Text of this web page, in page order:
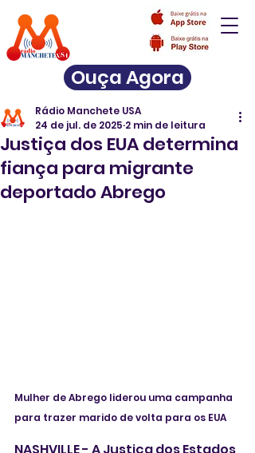
Ouça Agora
Justiça dos EUA determina
fiança para migrante
deportado Abrego
Rádio Manchete USA
24 de jul. de 2025 2 min de leitura
Mulher de Abrego liderou uma campanha
para trazer marido de volta para os EUA